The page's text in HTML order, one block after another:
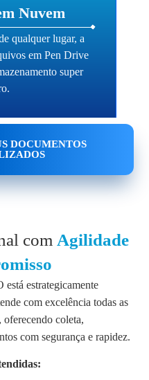
Nuvem
qualquer lugar, a
em Pen Drive
super
DOCUMENTOS
com Agilidade
estrategicamente
com excelência todas as
, oferecendo coleta,
com segurança e rapidez.